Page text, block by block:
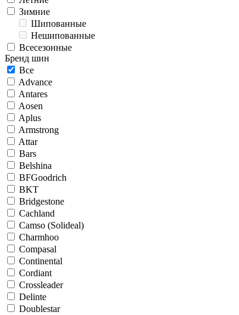
Зимние
Шипованные
Нешипованные
Всесезонные
Бренд шин
Все
Advance
Antares
Aosen
Aplus
Armstrong
Attar
Bars
Belshina
BFGoodrich
BKT
Bridgestone
Cachland
Camso (Solideal)
Charmhoo
Compasal
Continental
Cordiant
Crossleader
Delinte
Doublestar